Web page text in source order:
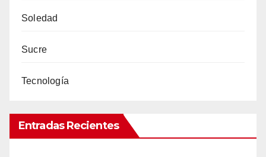
Soledad
Sucre
Tecnología
Entradas Recientes